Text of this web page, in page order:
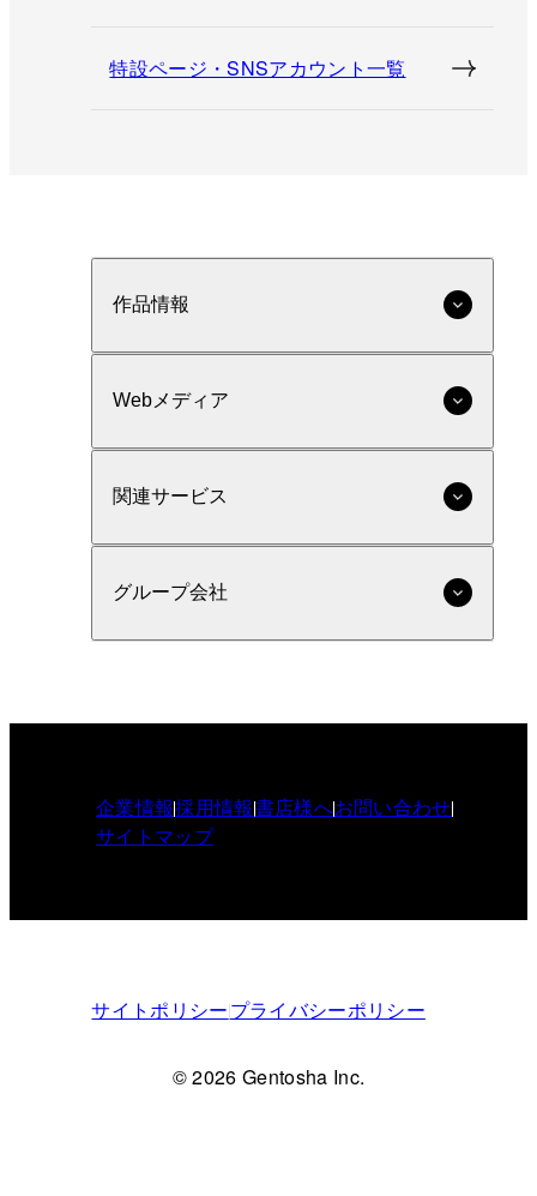
特設ページ・SNSアカウント一覧
作品情報
Webメディア
関連サービス
グループ会社
企業情報採用情報書店様へお問い合わせ
サイトマップ
サイトポリシープライバシーポリシー
© 2026 Gentosha Inc.